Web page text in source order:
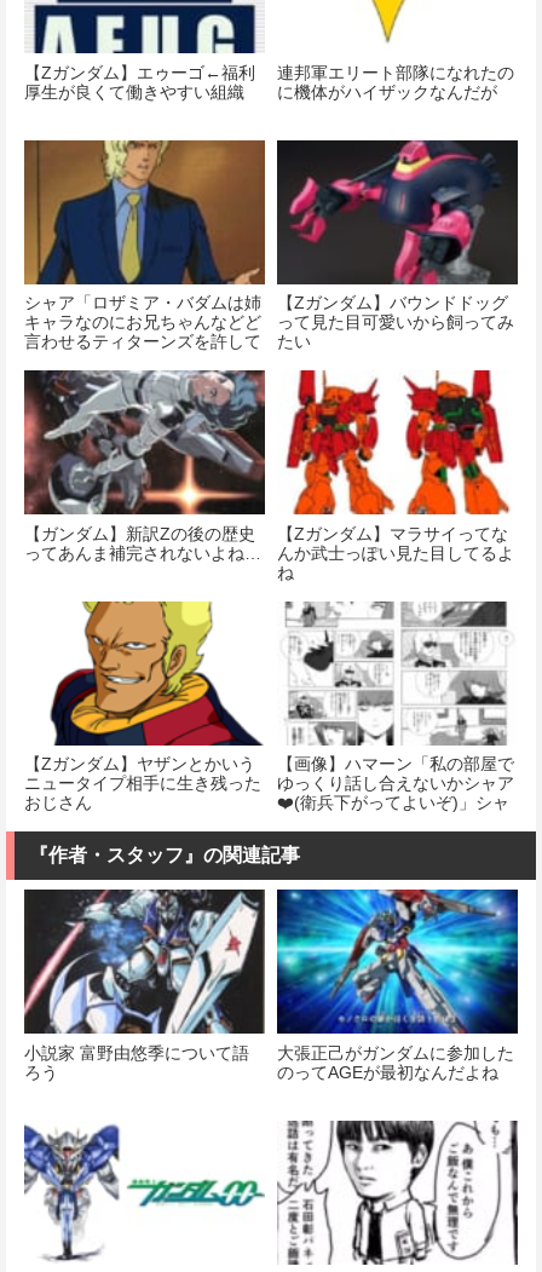
【Ζガンダム】エゥーゴ←福利
厚生が良くて働きやすい組織
連邦軍エリート部隊になれたの
に機体がハイザックなんだが
シャア「ロザミア・バダムは姉
キャラなのにお兄ちゃんなどど
言わせるティターンズを許して
【Ζガンダム】バウンドドッグ
って見た目可愛いから飼ってみ
たい
【ガンダム】新訳Zの後の歴史
ってあんま補完されないよね…
【Ζガンダム】マラサイってな
んか武士っぽい見た目してるよ
ね
【Ζガンダム】ヤザンとかいう
ニュータイプ相手に生き残った
おじさん
【画像】ハマーン「私の部屋で
ゆっくり話し合えないかシャア
❤️(衛兵下がってよいぞ)」シャ
『作者・スタッフ』の関連記事
小説家 富野由悠季について語
ろう
大張正己がガンダムに参加した
のってAGEが最初なんだよね